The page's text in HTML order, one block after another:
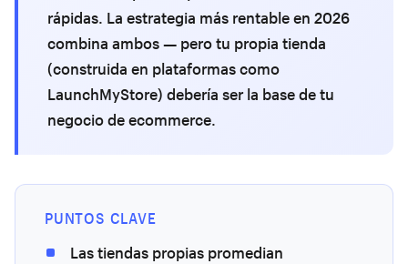
rápidas. La estrategia más rentable en 2026
combina ambos — pero tu propia tienda
(construida en plataformas como
LaunchMyStore) debería ser la base de tu
negocio de ecommerce.
PUNTOS CLAVE
Las tiendas propias promedian